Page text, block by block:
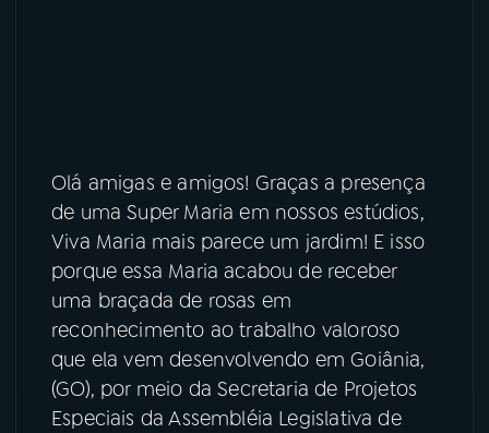
Olá amigas e amigos! Graças a presença
de uma Super Maria em nossos estúdios,
Viva Maria mais parece um jardim! E isso
porque essa Maria acabou de receber
uma braçada de rosas em
reconhecimento ao trabalho valoroso
que ela vem desenvolvendo em Goiânia,
(GO), por meio da Secretaria de Projetos
Especiais da Assembléia Legislativa de